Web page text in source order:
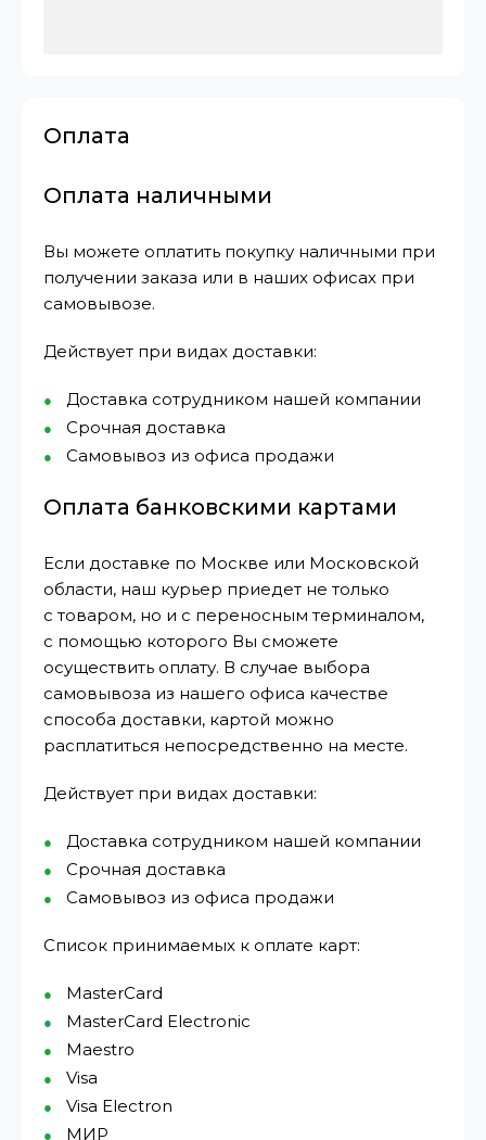
Оплата
Оплата наличными
Вы можете оплатить покупку наличными при
получении заказа или в наших офисах при
самовывозе.
Действует при видах доставки:
Доставка сотрудником нашей компании
Срочная доставка
Самовывоз из офиса продажи
Оплата банковскими картами
Если доставке по Москве или Московской
области, наш курьер приедет не только
с товаром, но и с переносным терминалом,
с помощью которого Вы сможете
осуществить оплату. В случае выбора
самовывоза из нашего офиса качестве
способа доставки, картой можно
расплатиться непосредственно на месте.
Действует при видах доставки:
Доставка сотрудником нашей компании
Срочная доставка
Самовывоз из офиса продажи
Список принимаемых к оплате карт:
MasterCard
MasterCard Electronic
Maestro
Visa
Visa Electron
МИР⁠